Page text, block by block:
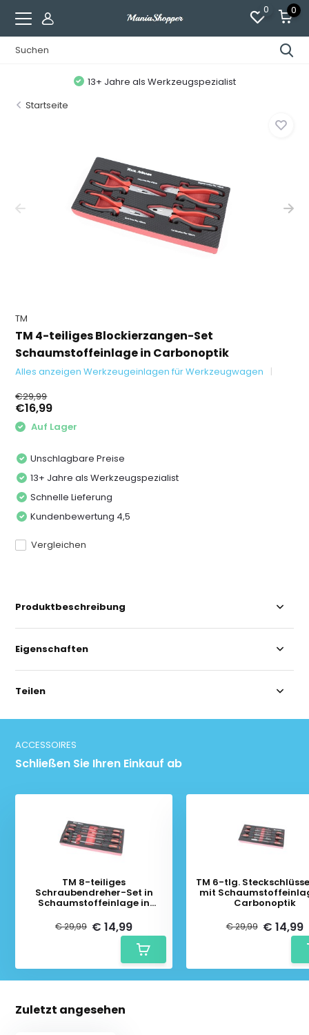
0 0
13+ Jahre als Werkzeugspezialist
Startseite
TM
TM 4-teiliges Blockierzangen-Set
Schaumstoffeinlage in Carbonoptik
Alles anzeigen Werkzeugeinlagen für Werkzeugwagen
€29,99
€16,99
Auf Lager
Unschlagbare Preise
13+ Jahre als Werkzeugspezialist
Schnelle Lieferung
Kundenbewertung 4,5
Vergleichen
Produktbeschreibung
Eigenschaften
Teilen
ACCESSOIRES
Schließen Sie Ihren Einkauf ab
TM 8-teiliges
Schraubendreher-Set in
Schaumstoffeinlage in
€ 29,99 € 14,99
TM 6-tlg.
mit
Carbonoptik
€ 29,99 € 14,99
Zuletzt angesehen